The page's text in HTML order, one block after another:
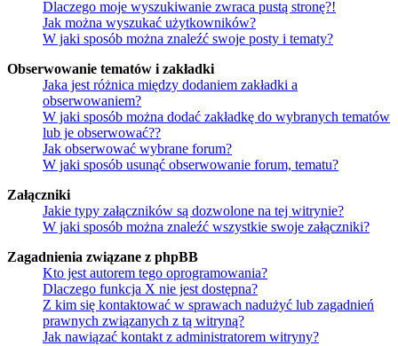
Dlaczego moje wyszukiwanie zwraca pustą stronę?!
Jak można wyszukać użytkowników?
W jaki sposób można znaleźć swoje posty i tematy?
Obserwowanie tematów i zakładki
Jaka jest różnica między dodaniem zakładki a
obserwowaniem?
W jaki sposób można dodać zakładkę do wybranych tematów
lub je obserwować??
Jak obserwować wybrane forum?
W jaki sposób usunąć obserwowanie forum, tematu?
Załączniki
Jakie typy załączników są dozwolone na tej witrynie?
W jaki sposób można znaleźć wszystkie swoje załączniki?
Zagadnienia związane z phpBB
Kto jest autorem tego oprogramowania?
Dlaczego funkcja X nie jest dostępna?
Z kim się kontaktować w sprawach nadużyć lub zagadnień
prawnych związanych z tą witryną?
Jak nawiązać kontakt z administratorem witryny?